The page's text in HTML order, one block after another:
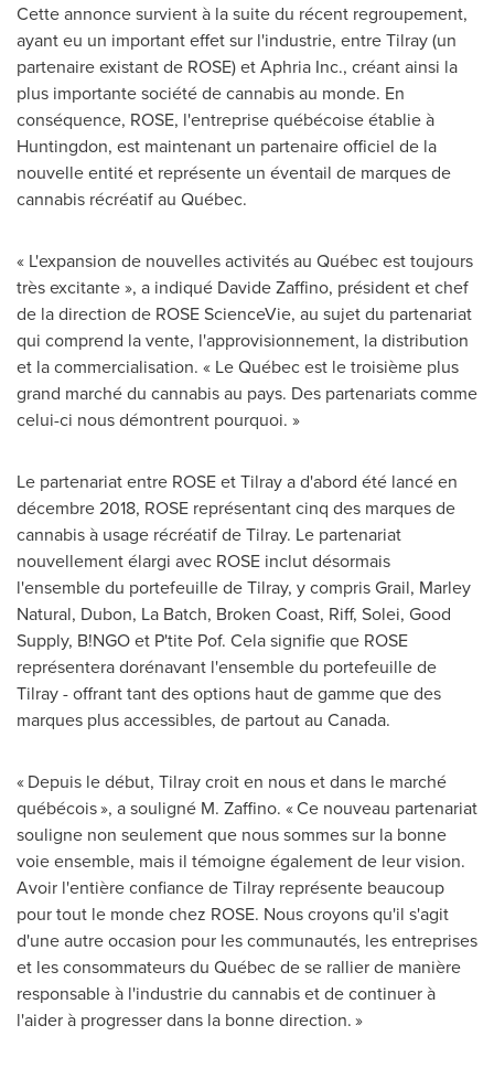
Cette annonce survient à la suite du récent regroupement,
ayant eu un important effet sur l'industrie, entre Tilray (un
partenaire existant de ROSE) et Aphria Inc., créant ainsi la
plus importante société de cannabis au monde. En
conséquence, ROSE, l'entreprise québécoise établie à
Huntingdon, est maintenant un partenaire officiel de la
nouvelle entité et représente un éventail de marques de
cannabis récréatif au Québec.
« L'expansion de nouvelles activités au Québec est toujours
très excitante », a indiqué Davide Zaffino, président et chef
de la direction de ROSE ScienceVie, au sujet du partenariat
qui comprend la vente, l'approvisionnement, la distribution
et la commercialisation. « Le Québec est le troisième plus
grand marché du cannabis au pays. Des partenariats comme
celui-ci nous démontrent pourquoi. »
Le partenariat entre ROSE et Tilray a d'abord été lancé en
décembre 2018, ROSE représentant cinq des marques de
cannabis à usage récréatif de Tilray. Le partenariat
nouvellement élargi avec ROSE inclut désormais
l'ensemble du portefeuille de Tilray, y compris Grail, Marley
Natural, Dubon, La Batch, Broken Coast, Riff, Solei, Good
Supply, B!NGO et P'tite Pof. Cela signifie que ROSE
représentera dorénavant l'ensemble du portefeuille de
Tilray - offrant tant des options haut de gamme que des
marques plus accessibles, de partout au Canada.
« Depuis le début, Tilray croit en nous et dans le marché
québécois », a souligné M. Zaffino. « Ce nouveau partenariat
souligne non seulement que nous sommes sur la bonne
voie ensemble, mais il témoigne également de leur vision.
Avoir l'entière confiance de Tilray représente beaucoup
pour tout le monde chez ROSE. Nous croyons qu'il s'agit
d'une autre occasion pour les communautés, les entreprises
et les consommateurs du Québec de se rallier de manière
responsable à l'industrie du cannabis et de continuer à
l'aider à progresser dans la bonne direction. »